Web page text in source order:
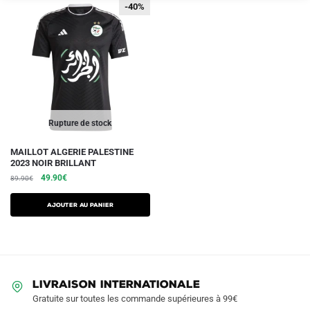
Rupture de stock
-40%
-40%
MAILLOT ALGERIE PALESTINE
2023 NOIR BRILLANT
89.90€
Le
initial
était :
49.90€Le
actuel
est :
AJOUTER AU PANIER
Ce
produit
a
plusieurs
variations.
être
choisies
LIVRAISON INTERNATIONALE
Gratuite sur toutes les commande supérieures à 99€